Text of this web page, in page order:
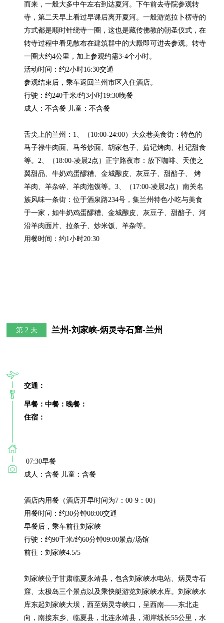
而来，一般大多中午左右到达夏河。下午前去寺院参观转
寺，第二天早上看过早课后离开夏河。一般游览拉卜楞寺的
方式都是顺时针绕寺一圈，这也是藏传佛教的朝圣仪式，在
转寺过程中看见散布在建筑群中的大殿即可进去参观。转寺
一圈大约4公里，加上参观约需3-4个小时。
活动时间：约2小时16:30交通
参观结束后，乘车返回兰州市区入住酒店。
行驶：约240千米/约3小时19:30晚餐
成人：不含餐 儿童：不含餐
舌尖上的兰州：1、（10:00-24:00）大众巷美食街：特色的
马子禄牛肉面、马爷炒面、胡家包子、茹记烤肉、杜记甜食
等。2、（18:00-凌晨2点）正宁路夜市：放下咖啡、天使之
翼甜品、牛奶鸡蛋醪糟、金城酿皮、灰豆子、甜醅子、 烤
羊肉、羊杂碎、羊肉泡馍等。3、（17:00-凌晨2点）南关名
族风味一条街：位于酒泉路234号，集兰州特色小吃与美食
于一家，如牛奶鸡蛋醪糟、金城酿皮、灰豆子、甜醅子、河
沿羊肉面片、拉条子、炒米饭、羊杂等。
用餐时间：约1小时20:30
第 2 天 兰州-刘家峡-炳灵寺石窟-兰州
交通：
早餐：中餐：晚餐：
住宿：
07:30早餐
成人：含餐 儿童：含餐
酒店内用餐（酒店开早时间为7：00-9：00）
用餐时间：约30分钟08:00交通
早餐后，乘车前往刘家峡
行驶：约90千米/约60分钟09:00景点/场馆
前往：刘家峡4.5/5
刘家峡位于甘肃临夏永靖县，包含刘家峡水电站、炳灵寺石
窟、太极岛三个景点以及乘快艇游览刘家峡水库。刘家峡水
库东起刘家峡大坝，西至炳灵寺峡口，呈西南——东北走
向，南接东乡、临夏县，北连永靖县，湖岸线长55公里，水